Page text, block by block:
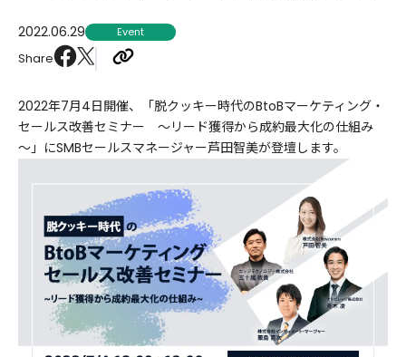
2022.06.29 Event
Share
2022年7月4日開催、「脱クッキー時代のBtoBマーケティング・
セールス改善セミナー ～リード獲得から成約最大化の仕組み
～」にSMBセールスマネージャー芦田智美が登壇します。